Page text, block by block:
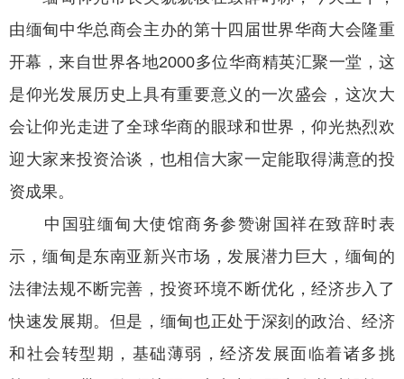
由缅甸中华总商会主办的第十四届世界华商大会隆重
开幕，来自世界各地2000多位华商精英汇聚一堂，这
是仰光发展历史上具有重要意义的一次盛会，这次大
会让仰光走进了全球华商的眼球和世界，仰光热烈欢
迎大家来投资洽谈，也相信大家一定能取得满意的投
资成果。
中国驻缅甸大使馆商务参赞谢国祥在致辞时表
示，缅甸是东南亚新兴市场，发展潜力巨大，缅甸的
法律法规不断完善，投资环境不断优化，经济步入了
快速发展期。但是，缅甸也正处于深刻的政治、经济
和社会转型期，基础薄弱，经济发展面临着诸多挑